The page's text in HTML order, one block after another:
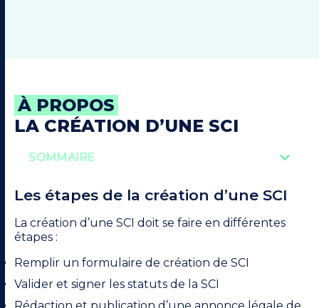
À PROPOS
LA CRÉATION D’UNE SCI
SOMMAIRE
Les étapes de la création d’une SCI
La création d’une SCI doit se faire en différentes
étapes :
Remplir un formulaire de création de SCI
Valider et signer les statuts de la SCI